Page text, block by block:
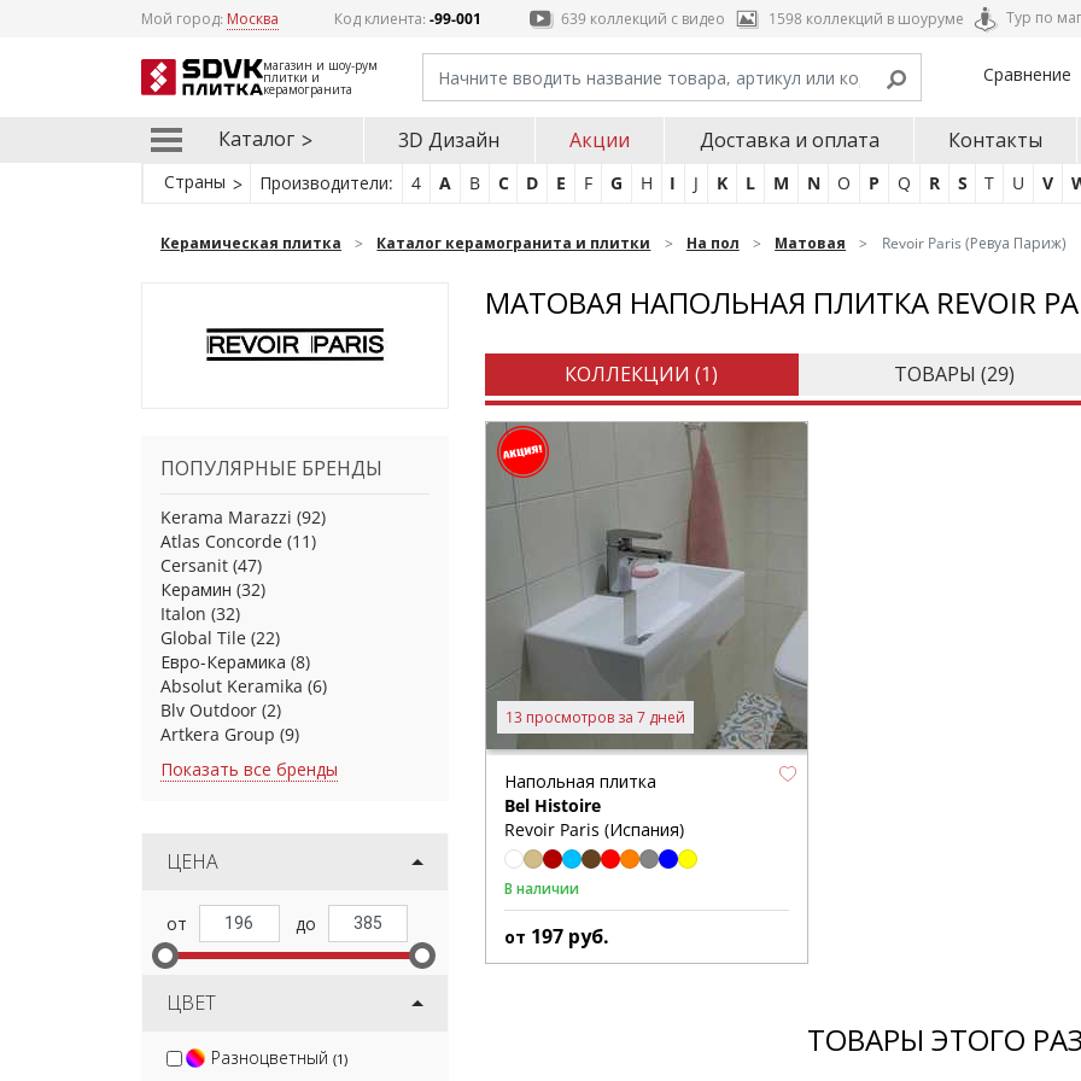
Мой город: Москва Код клиента:-99-001 639 коллекций с видео 1598 коллекций в шоуруме Тур по
магазин и шоу-рум
плитки и
керамогранита
Сравнение
Каталог 3D Дизайн Акции Доставка и оплата Контакты
Страны Производители: 4 A B C D E F G H I J K L M N O P Q R S T U V
Керамическая плитка Каталог керамогранита и плитки На пол Матовая Revoir Paris (Ревуа Париж)
ПОПУЛЯРНЫЕ БРЕНДЫ
Kerama Marazzi (92)
Atlas Concorde (11)
Cersanit (47)
Керамин (32)
Italon (32)
Global Tile (22)
Евро-Керамика (8)
Absolut Keramika (6)
Blv Outdoor (2)
Artkera Group (9)
Показать все бренды
ЦЕНА
ЦВЕТ
Разноцветный (1)
МАТОВАЯ НАПОЛЬНАЯ ПЛИТКА REVOIR
КОЛЛЕКЦИИ (1) ТОВАРЫ (29)
13 просмотров за 7 дней
Напольная плитка
Bel Histoire
Revoir Paris (Испания)
В наличии
от 197 руб.
ТОВАРЫ ЭТОГО